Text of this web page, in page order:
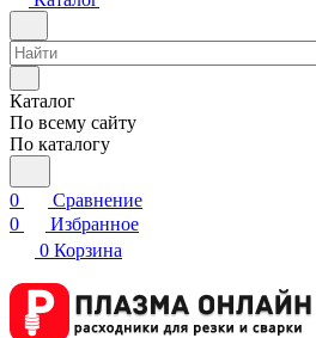
Каталог
По всему сайту
По каталогу
0
Сравнение
0
Избранное
0 Корзина